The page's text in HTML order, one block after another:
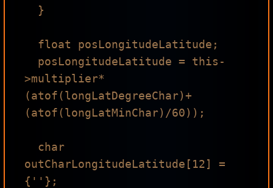
>multiplier*
(atof(longLatDegreeChar)+
(atof(longLatMinChar)/60));
outCharLongitudeLatitude[12] =
{''};